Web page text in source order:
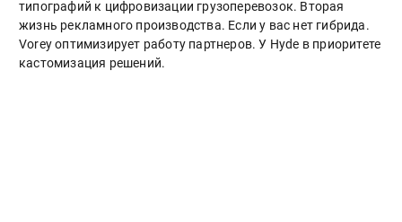
типографий к цифровизации грузоперевозок. Вторая
жизнь рекламного производства. Если у вас нет гибрида.
Vorey оптимизирует работу партнеров. У Hyde в приоритете
кастомизация решений.